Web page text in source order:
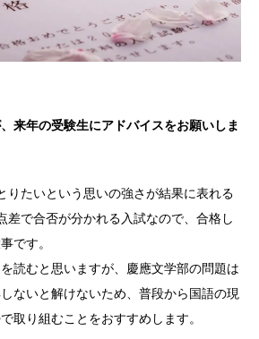
来年の受験生にアドバイスをお願いしま
りたいという思いの強さが結果に表れる
差で合否が分かれる入試なので、合格し
です。
読むと思いますが、慶應文学部の問題は
ないと解けないため、普段から国語の現
取り組むことをおすすめします。